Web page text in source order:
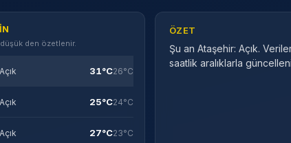
den özetlenir.
Açık 31°C26°C
Açık 25°C24°C
Açık 27°C23°C
ÖZET
Şu an Ataşehir: Açık.
saatlik aralıklarla